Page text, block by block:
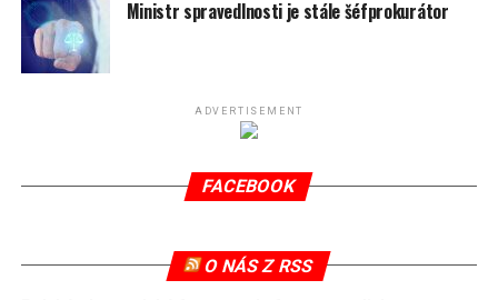
spotřeby.
Připomeňme, že ukončení těžby hnědého uhlí pro
(SDEU) v souvislosti se stížnostmi českých samospráv
verdiktem španělské soudkyně Rosario Silva de Lapureta
tomuto rozhodnutí nevyhověla, proto na žádost
Ministr spravedlnosti je stále šéfprokurátor
ADVERTISEMENT
FACEBOOK
O NÁS Z RSS